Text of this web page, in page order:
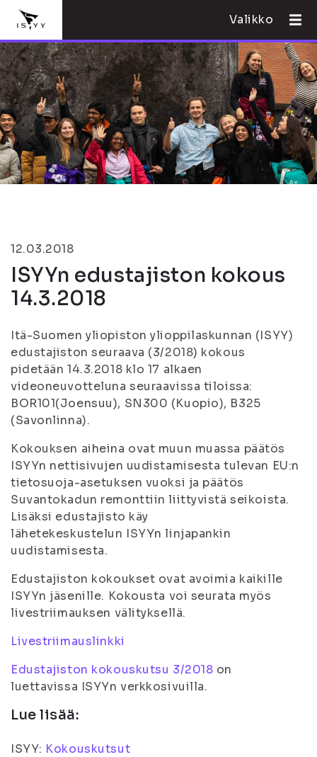
Valikko
12.03.2018
ISYYn edustajiston kokous
14.3.2018
Itä-Suomen yliopiston ylioppilaskunnan (ISYY)
edustajiston seuraava (3/2018) kokous
pidetään 14.3.2018 klo 17 alkaen
videoneuvotteluna seuraavissa tiloissa:
BOR101(Joensuu), SN300 (Kuopio), B325
(Savonlinna).
Kokouksen aiheina ovat muun muassa päätös
ISYYn nettisivujen uudistamisesta tulevan EU:n
tietosuoja-asetuksen vuoksi ja päätös
Suvantokadun remonttiin liittyvistä seikoista.
Lisäksi edustajisto käy
lähetekeskustelun ISYYn linjapankin
uudistamisesta.
Edustajiston kokoukset ovat avoimia kaikille
ISYYn jäsenille. Kokousta voi seurata myös
livestriimauksen välityksellä.
Livestriimauslinkki
Edustajiston kokouskutsu 3/2018 on
luettavissa ISYYn verkkosivuilla.
Lue lisää:
ISYY: Kokouskutsut